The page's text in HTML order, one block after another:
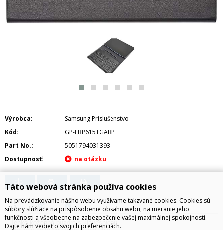
Výrobca
Samsung Príslušenstvo
Kód
GP-FBP615TGABP
Part No.
5051794031393
Dostupnosť
Tenké koženné puzdro s klávesnicou
Táto webová stránka používa cookies
Na prevádzkovanie nášho webu využívame takzvané cookies. Cookies sú
súbory slúžiace na prispôsobenie obsahu webu, na meranie jeho
funkčnosti a všeobecne na zabezpečenie vašej maximálnej spokojnosti.
Dajte nám vedieť o svojich preferenciách.